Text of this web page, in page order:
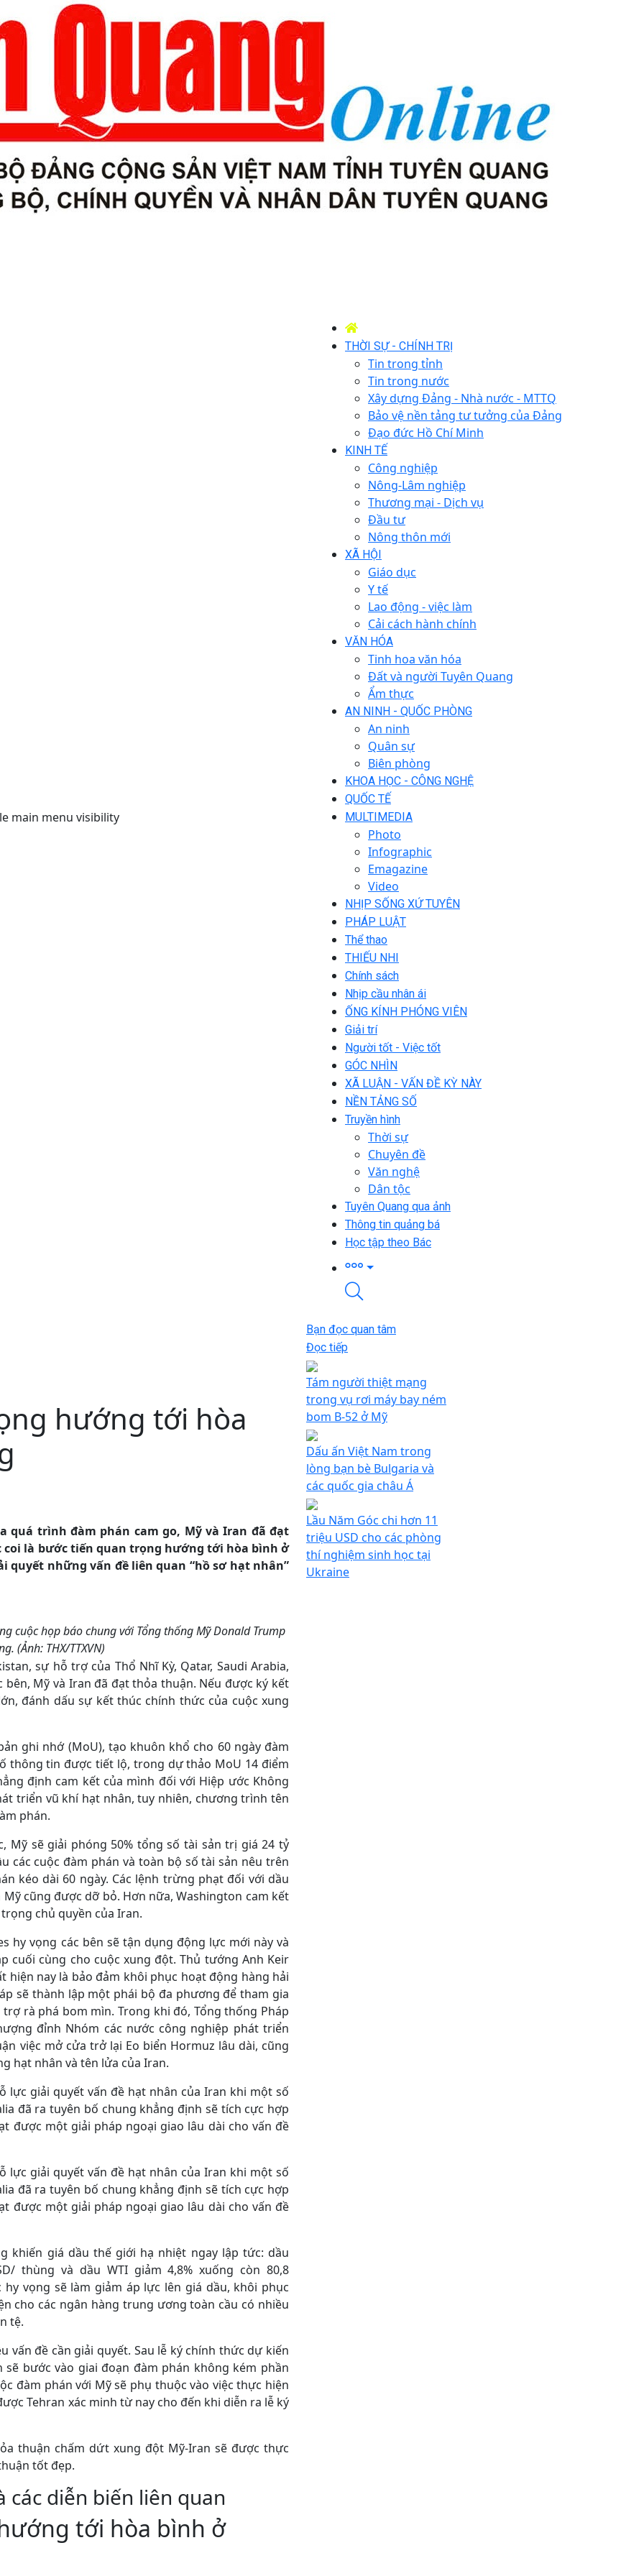
main menu visibility
THỜI SỰ - CHÍNH TRỊ
Tin trong tỉnh
Tin trong nước
Xây dựng Đảng - Nhà nước - MTTQ
Bảo vệ nền tảng tư tưởng của Đảng
Đạo đức Hồ Chí Minh
KINH TẾ
Công nghiệp
Nông-Lâm nghiệp
Thương mại - Dịch vụ
Đầu tư
Nông thôn mới
XÃ HỘI
Giáo dục
Y tế
Lao động - việc làm
Cải cách hành chính
VĂN HÓA
Tinh hoa văn hóa
Đất và người Tuyên Quang
Ẩm thực
AN NINH - QUỐC PHÒNG
An ninh
Quân sự
Biên phòng
KHOA HỌC - CÔNG NGHỆ
QUỐC TẾ
MULTIMEDIA
Photo
Infographic
Emagazine
Video
NHỊP SỐNG XỨ TUYÊN
PHÁP LUẬT
Thể thao
THIẾU NHI
Chính sách
Nhịp cầu nhân ái
ỐNG KÍNH PHÓNG VIÊN
Giải trí
Người tốt - Việc tốt
GÓC NHÌN
XÃ LUẬN - VẤN ĐỀ KỲ NÀY
NỀN TẢNG SỐ
Truyền hình
Thời sự
Chuyên đề
Văn nghệ
Dân tộc
Tuyên Quang qua ảnh
Thông tin quảng bá
Học tập theo Bác
hướng tới hòa
quá trình đàm phán cam go, Mỹ và Iran đã đạt
là bước tiến quan trọng hướng tới hòa bình ở
quyết những vấn đề liên quan “hồ sơ hạt nhân”
cuộc họp báo chung với Tổng thống Mỹ Donald Trump
(Ảnh: THX/TTXVN)
sự hỗ trợ của Thổ Nhĩ Kỳ, Qatar, Saudi Arabia,
bên, Mỹ và Iran đã đạt thỏa thuận. Nếu được ký kết
đánh dấu sự kết thúc chính thức của cuộc xung
ghi nhớ (MoU), tạo khuôn khổ cho 60 ngày đàm
thông tin được tiết lộ, trong dự thảo MoU 14 điểm
định cam kết của mình đối với Hiệp ước Không
triển vũ khí hạt nhân, tuy nhiên, chương trình tên
phán.
sẽ giải phóng 50% tổng số tài sản trị giá 24 tỷ
các cuộc đàm phán và toàn bộ số tài sản nêu trên
kéo dài 60 ngày. Các lệnh trừng phạt đối với dầu
cũng được dỡ bỏ. Hơn nữa, Washington cam kết
chủ quyền của Iran.
hy vọng các bên sẽ tận dụng động lực mới này và
cuối cùng cho cuộc xung đột. Thủ tướng Anh Keir
hiện nay là bảo đảm khôi phục hoạt động hàng hải
sẽ thành lập một phái bộ đa phương để tham gia
rà phá bom mìn. Trong khi đó, Tổng thống Pháp
đỉnh Nhóm các nước công nghiệp phát triển
việc mở cửa trở lại Eo biển Hormuz lâu dài, cũng
hạt nhân và tên lửa của Iran.
lực giải quyết vấn đề hạt nhân của Iran khi một số
đã ra tuyên bố chung khẳng định sẽ tích cực hợp
được một giải pháp ngoại giao lâu dài cho vấn đề
lực giải quyết vấn đề hạt nhân của Iran khi một số
đã ra tuyên bố chung khẳng định sẽ tích cực hợp
được một giải pháp ngoại giao lâu dài cho vấn đề
khiến giá dầu thế giới hạ nhiệt ngay lập tức: dầu
thùng và dầu WTI giảm 4,8% xuống còn 80,8
vọng sẽ làm giảm áp lực lên giá dầu, khôi phục
cho các ngân hàng trung ương toàn cầu có nhiều
tệ.
vấn đề cần giải quyết. Sau lễ ký chính thức dự kiến
bước vào giai đoạn đàm phán không kém phần
đàm phán với Mỹ sẽ phụ thuộc vào việc thực hiện
Tehran xác minh từ nay cho đến khi diễn ra lễ ký
thuận chấm dứt xung đột Mỹ-Iran sẽ được thực
tốt đẹp.
các diễn biến liên quan
tới hòa bình ở
Bạn đọc quan tâm
Đọc tiếp
Tám người thiệt mạng
trong vụ rơi máy bay ném
bom B-52 ở Mỹ
Dấu ấn Việt Nam trong
lòng bạn bè Bulgaria và
các quốc gia châu Á
Lầu Năm Góc chi hơn 11
triệu USD cho các phòng
thí nghiệm sinh học tại
Ukraine